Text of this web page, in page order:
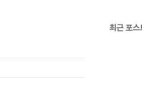
최근 포스